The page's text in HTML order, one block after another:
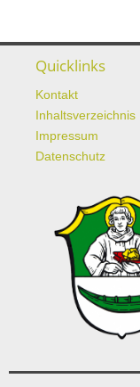
Quicklinks
Kontakt
Inhaltsverzeichnis
Impressum
Datenschutz